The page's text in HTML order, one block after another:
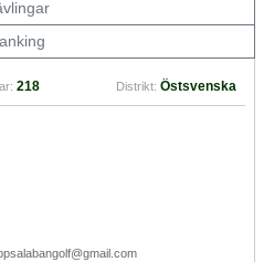
218 Distrikt: Östsvenska